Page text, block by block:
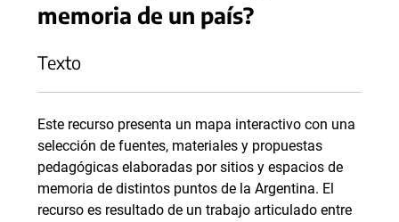
memoria de un país?
Texto
Este recurso presenta un mapa interactivo con una
selección de fuentes, materiales y propuestas
pedagógicas elaboradas por sitios y espacios de
memoria de distintos puntos de la Argentina. El
recurso es resultado de un trabajo articulado entre